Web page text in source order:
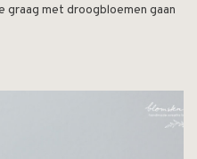
graag met droogbloemen gaan